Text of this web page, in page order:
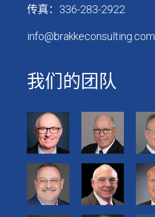
传真：336-283-2922
info@brakkeconsulting.com
我们的团队